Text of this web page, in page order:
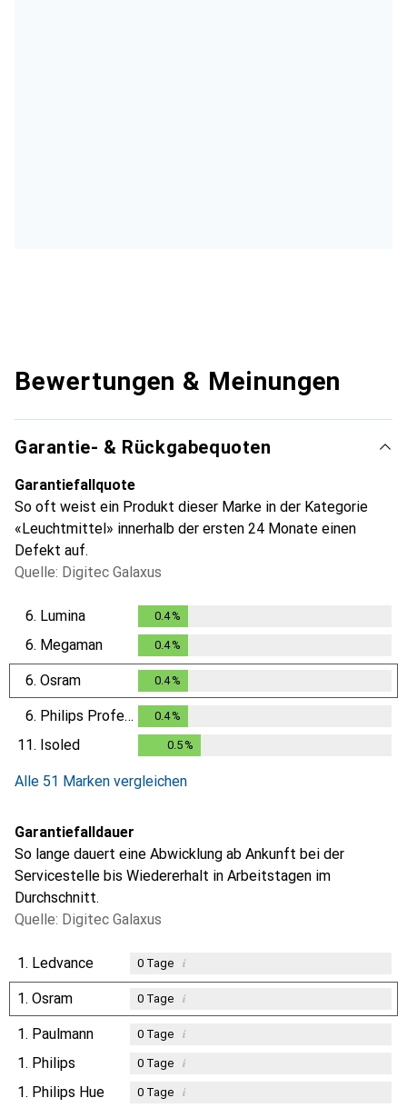
Bewertungen & Meinungen
Garantie- & Rückgabequoten
Garantiefallquote
So oft weist ein Produkt dieser Marke in der Kategorie
«Leuchtmittel» innerhalb der ersten 24 Monate einen
Defekt auf.
Quelle: Digitec Galaxus
6. Lumina 0.4%
6. Megaman 0.4%
6. Osram 0.4%
6. Philips Professional 0.4%
11. Isoled 0.5 %
Alle 51 Marken vergleichen
Garantiefalldauer
So lange dauert eine Abwicklung ab Ankunft bei der
Servicestelle bis Wiedererhalt in Arbeitstagen im
Durchschnitt.
Quelle: Digitec Galaxus
1. Ledvance 0Tage i
1. Osram 0Tage i
1. Paulmann 0Tage i
1. Philips 0Tage i
1. Philips Hue 0Tage i